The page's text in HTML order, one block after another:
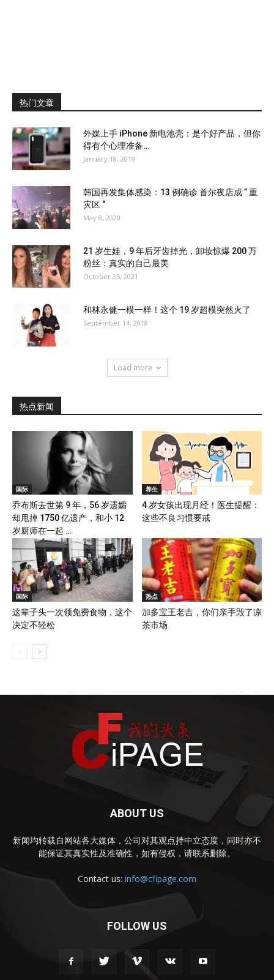
热门文章
外媒上手 iPhone 新电池壳：是个好产品，但你
得有个心理准备…
January 18, 2019
韩国再发集体感染：13 例确诊 首尔夜店成 ” 重
灾区 “
May 8, 2020
21 岁生娃，9 年后牙齿掉光，卸妆惊爆 200 万
粉丝：真实的自己最美
October 25, 2021
和林永健一模一样！这个 19 岁超模突然火了
September 14, 2018
Load more
热点新闻
国际
乔布斯去世第 9 年，56 岁遗孀
却甩掉 1750 亿遗产，和小 12
岁厨师在一起 …
养生
4 岁女孩出现月经！医生提醒：
这些不良习惯要戒
国际
这辈子头一次领免费食物，这个
决定不轻松
热点
加多宝王老吉，你们亲手毁了凉
茶市场
ABOUT US
新闻均转载自网站各大媒体，公司对其观点持中立态度，同时亦不
能保证其真实性及准确性，如有侵权，请联系删除。
Contact us: info@cfipage.com
FOLLOW US